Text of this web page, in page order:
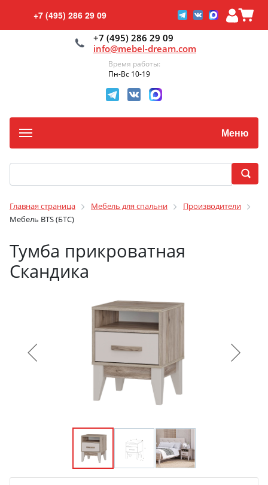
+7 (495) 286 29 09
+7 (495) 286 29 09
info@mebel-dream.com
Время работы:
Пн-Вс 10-19
Меню
Главная страница Мебель для спальни
Производители
Мебель BTS (БТС)
Тумба прикроватная
Скандика